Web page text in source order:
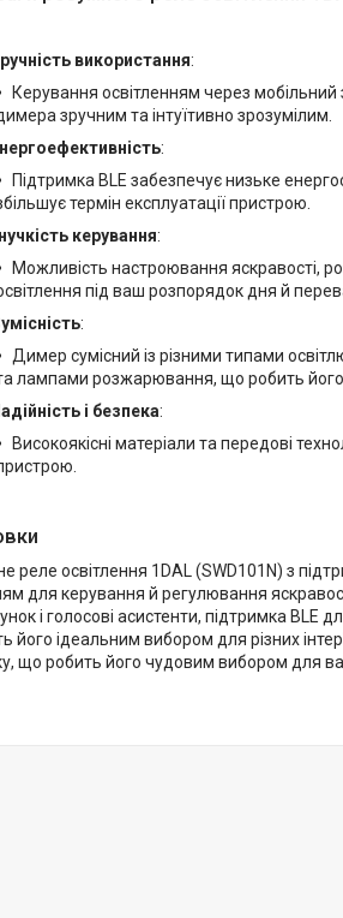
використання:
Керування освітленням через
зручним та інтуїтивно зрозумілим.
:
Підтримка BLE забезпечує низьке
термін експлуатації пристрою.
керування:
Можливість настроювання яскравості,
під ваш розпорядок дня й
:
Димер сумісний із різними типами
лампами розжарювання, що робить
і безпека:
Високоякісні матеріали та передові
реле освітлення 1DAL (SWD101N) з
для керування й регулювання
і голосові асистенти, підтримка BLE
його ідеальним вибором для різних
що робить його чудовим вибором для